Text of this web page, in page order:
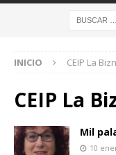
INICIO CEIP La
CEIP La
Mil
10